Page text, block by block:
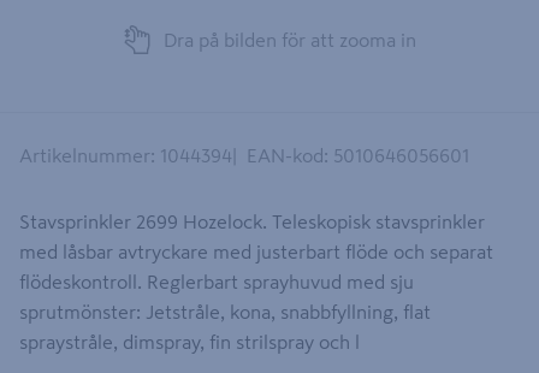
Dra på bilden för att zooma in
Artikelnummer: 1044394 EAN-kod : 5010646056601
Stavsprinkler 2699 Hozelock. Teleskopisk stavsprinkler
med låsbar avtryckare med justerbart flöde och separat
flödeskontroll. Reglerbart sprayhuvud med sju
sprutmönster: Jetstråle, kona, snabbfyllning, flat
spraystråle, dimspray, fin strilspray och l